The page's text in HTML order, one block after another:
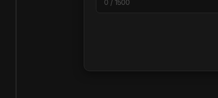
0 / 1500